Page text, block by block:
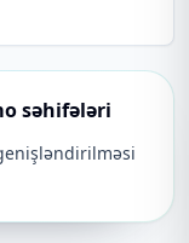
səhifələri